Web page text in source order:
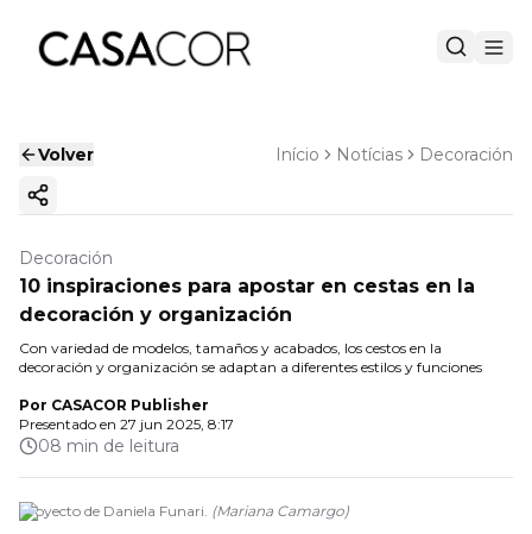
Volver Início Notícias Decoración
Copiar enlace
Decoración
10 inspiraciones para apostar en cestas en la
decoración y organización
Con variedad de modelos, tamaños y acabados, los cestos en la
decoración y organización se adaptan a diferentes estilos y funciones
Por CASACOR Publisher
Presentado en 27 jun 2025, 8:17
08 min de leitura
Proyecto de Daniela Funari. (Mariana Camargo)